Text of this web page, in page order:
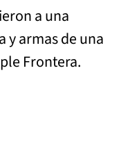
a una
y armas de una
Frontera.